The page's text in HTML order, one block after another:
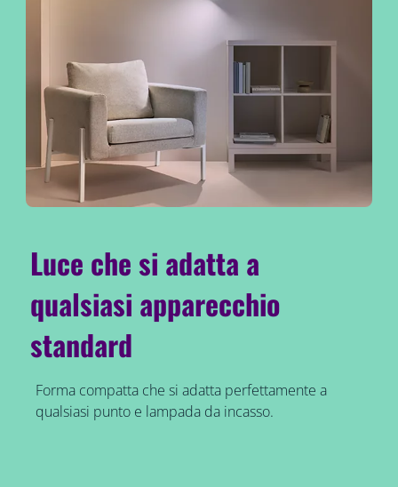
Luce che si adatta a
qualsiasi apparecchio
standard
Forma compatta che si adatta perfettamente a
qualsiasi punto e lampada da incasso.